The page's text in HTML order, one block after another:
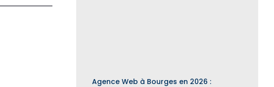
Agence Web à Bourges en 2026 :